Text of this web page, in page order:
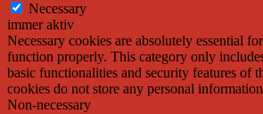
Necessary
immer aktiv
Necessary cookies are absolutely essential
function properly. This category only
basic functionalities and security features of
cookies do not store any personal
Non-necessary